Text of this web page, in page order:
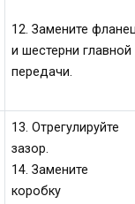
12. Замените
и шестерни главной
передачи.
13. Отрегулируйте
зазор.
14. Замените
коробку